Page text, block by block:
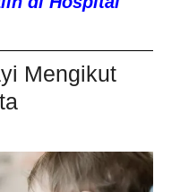
Mengikut